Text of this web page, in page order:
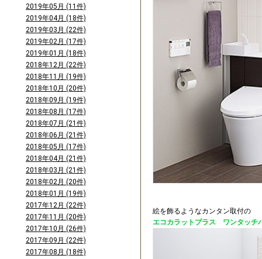
絵を飾るようなカンタン取付の
エコカラットプラス ワンタッチ
2019年05月 (11件)
2019年04月 (18件)
2019年03月 (22件)
2019年02月 (17件)
2019年01月 (18件)
2018年12月 (22件)
2018年11月 (19件)
2018年10月 (20件)
2018年09月 (19件)
2018年08月 (17件)
2018年07月 (21件)
2018年06月 (21件)
2018年05月 (17件)
2018年04月 (21件)
2018年03月 (21件)
2018年02月 (20件)
2018年01月 (19件)
2017年12月 (22件)
2017年11月 (20件)
2017年10月 (26件)
2017年09月 (22件)
2017年08月 (18件)